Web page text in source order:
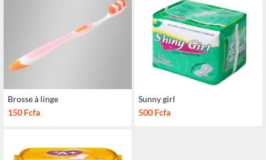
Brosse à linge
150 Fcfa
Sunny girl
500 Fcfa